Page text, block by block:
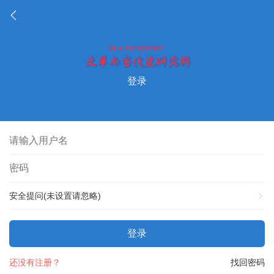
登录
安全提问(未设置请忽略)
登录
找回密码
还没有注册？